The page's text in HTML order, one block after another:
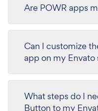
Are POWR apps
Can I customize
app on my Envato
What steps do I
Button to my